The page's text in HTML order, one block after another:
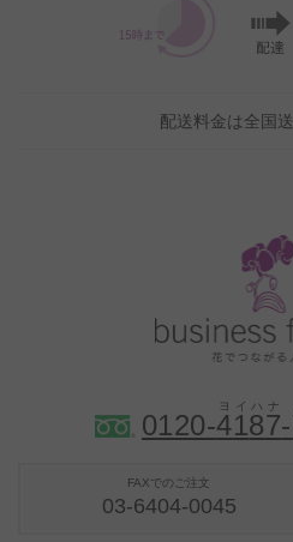
配送料金は全国
0120-4187-
FAXでのご注文
03-6404-0045